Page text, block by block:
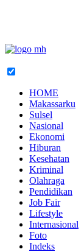
HOME
Makassarku
Sulsel
Nasional
Ekonomi
Hiburan
Kesehatan
Kriminal
Olahraga
Pendidikan
Job Fair
Lifestyle
Internasional
Foto
Indeks